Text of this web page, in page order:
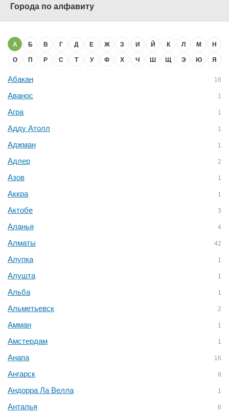
Города по алфавиту
А Б В Г Д Е Ж З И Й К Л М Н
О П Р С Т У Ф Х Ч Ш Щ Э Ю Я
Абакан 16
Аванос 1
Агра 1
Адду Атолл 1
Аджман 1
Адлер 2
Азов 1
Аккра 1
Актобе 3
Аланья 4
Алматы 42
Алупка 1
Алушта 1
Альба 1
Альметьевск 2
Амман 1
Амстердам 1
Анапа 16
Ангарск 8
Андорра Ла Велла 1
Анталья 6